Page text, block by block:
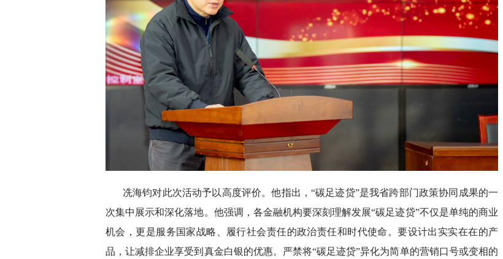
冼海钧对此次活动予以高度评价。他指出，“碳足迹贷”是我省跨部门政策协同成果的一
次集中展示和深化落地。他强调，各金融机构要深刻理解发展“碳足迹贷”不仅是单纯的商业
机会，更是服务国家战略、履行社会责任的政治责任和时代使命。要设计出实实在在的产
品，让减排企业享受到真金白银的优惠。严禁将“碳足迹贷”异化为简单的营销口号或变相的